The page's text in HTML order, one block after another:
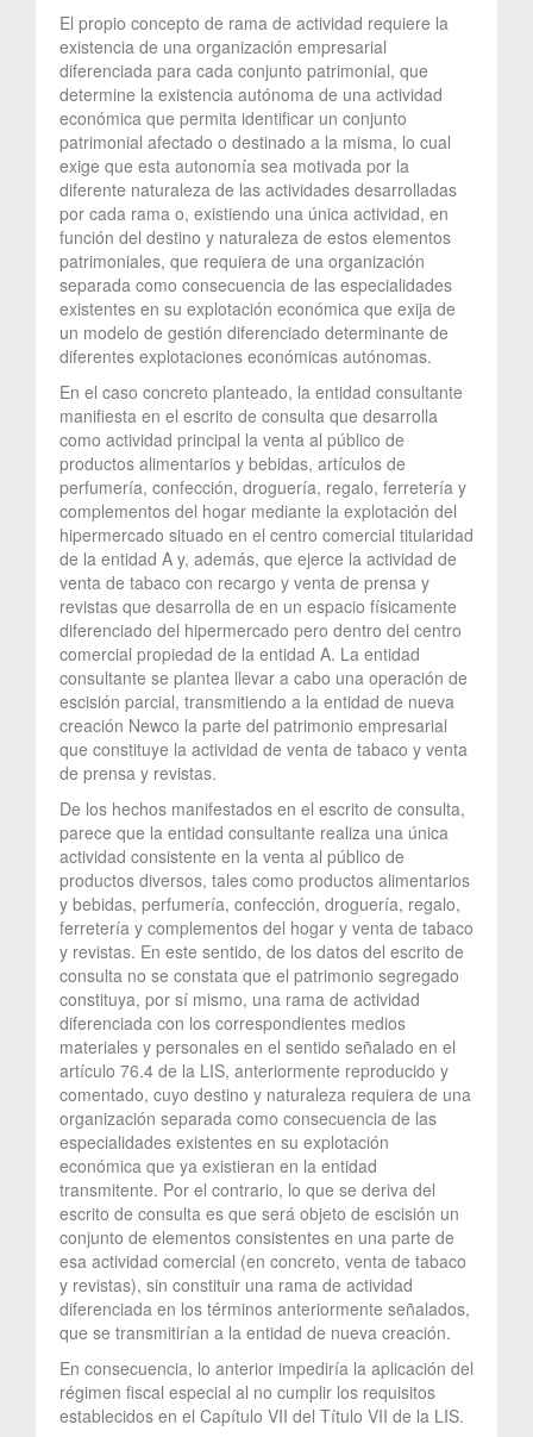
El propio concepto de rama de actividad requiere la
existencia de una organización empresarial
diferenciada para cada conjunto patrimonial, que
determine la existencia autónoma de una actividad
económica que permita identificar un conjunto
patrimonial afectado o destinado a la misma, lo cual
exige que esta autonomía sea motivada por la
diferente naturaleza de las actividades desarrolladas
por cada rama o, existiendo una única actividad, en
función del destino y naturaleza de estos elementos
patrimoniales, que requiera de una organización
separada como consecuencia de las especialidades
existentes en su explotación económica que exija de
un modelo de gestión diferenciado determinante de
diferentes explotaciones económicas autónomas.
En el caso concreto planteado, la entidad consultante
manifiesta en el escrito de consulta que desarrolla
como actividad principal la venta al público de
productos alimentarios y bebidas, artículos de
perfumería, confección, droguería, regalo, ferretería y
complementos del hogar mediante la explotación del
hipermercado situado en el centro comercial titularidad
de la entidad A y, además, que ejerce la actividad de
venta de tabaco con recargo y venta de prensa y
revistas que desarrolla de en un espacio físicamente
diferenciado del hipermercado pero dentro del centro
comercial propiedad de la entidad A. La entidad
consultante se plantea llevar a cabo una operación de
escisión parcial, transmitiendo a la entidad de nueva
creación Newco la parte del patrimonio empresarial
que constituye la actividad de venta de tabaco y venta
de prensa y revistas.
De los hechos manifestados en el escrito de consulta,
parece que la entidad consultante realiza una única
actividad consistente en la venta al público de
productos diversos, tales como productos alimentarios
y bebidas, perfumería, confección, droguería, regalo,
ferretería y complementos del hogar y venta de tabaco
y revistas. En este sentido, de los datos del escrito de
consulta no se constata que el patrimonio segregado
constituya, por sí mismo, una rama de actividad
diferenciada con los correspondientes medios
materiales y personales en el sentido señalado en el
artículo 76.4 de la LIS, anteriormente reproducido y
comentado, cuyo destino y naturaleza requiera de una
organización separada como consecuencia de las
especialidades existentes en su explotación
económica que ya existieran en la entidad
transmitente. Por el contrario, lo que se deriva del
escrito de consulta es que será objeto de escisión un
conjunto de elementos consistentes en una parte de
esa actividad comercial (en concreto, venta de tabaco
y revistas), sin constituir una rama de actividad
diferenciada en los términos anteriormente señalados,
que se transmitirían a la entidad de nueva creación.
En consecuencia, lo anterior impediría la aplicación del
régimen fiscal especial al no cumplir los requisitos
establecidos en el Capítulo VII del Título VII de la LIS.